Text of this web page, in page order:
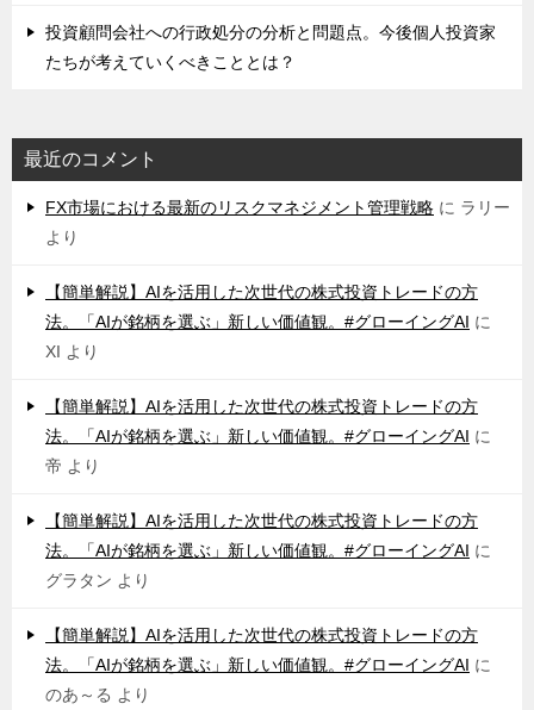
投資顧問会社への行政処分の分析と問題点。今後個人投資家
たちが考えていくべきこととは？
最近のコメント
FX市場における最新のリスクマネジメント管理戦略 に ラリー
より
【簡単解説】AIを活用した次世代の株式投資トレードの方
法。「AIが銘柄を選ぶ」新しい価値観。#グローイングAI に
XI より
【簡単解説】AIを活用した次世代の株式投資トレードの方
法。「AIが銘柄を選ぶ」新しい価値観。#グローイングAI に
帝 より
【簡単解説】AIを活用した次世代の株式投資トレードの方
法。「AIが銘柄を選ぶ」新しい価値観。#グローイングAI に
グラタン より
【簡単解説】AIを活用した次世代の株式投資トレードの方
法。「AIが銘柄を選ぶ」新しい価値観。#グローイングAI に
のあ～る より